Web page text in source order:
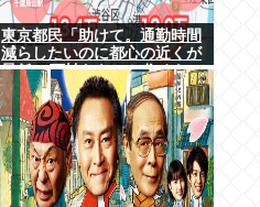
東京都民「助けて。通勤時間
減らしたいのに都心の近くが
最低10万払わないと住めない
の」